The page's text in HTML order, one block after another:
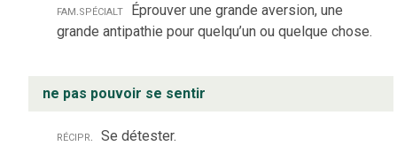
fam.spécialt
Éprouver une grande aversion, une
grande antipathie pour quelqu’un ou quelque chose.
ne pas pouvoir se sentir
récipr. Se détester.